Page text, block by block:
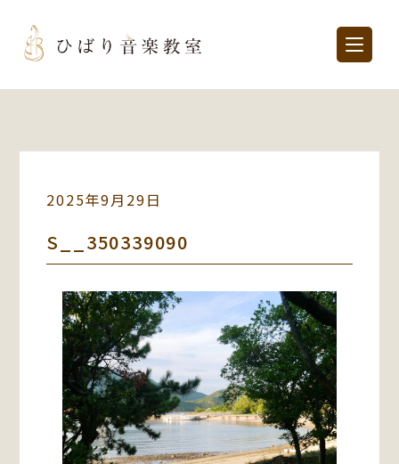
2025年9月29日
S__350339090